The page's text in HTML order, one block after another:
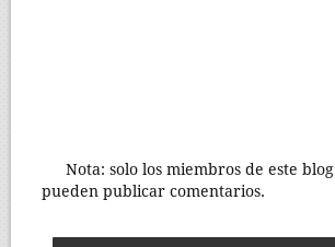
Nota: solo los miembros de este blog
pueden publicar comentarios.